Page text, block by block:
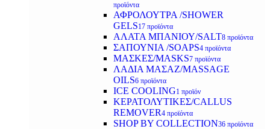
προϊόντα
ΑΦΡΟΛΟΥΤΡΑ /SHOWER
GELS17 προϊόντα
ΑΛΑΤΑ ΜΠΑΝΙΟΥ/SALT8 προϊόντα
ΣΑΠΟΥΝΙΑ /SOAPS4 προϊόντα
ΜΑΣΚΕΣ/MASKS7 προϊόντα
ΛΑΔΙΑ ΜΑΣΑΖ/MASSAGE
OILS6 προϊόντα
ICE COOLING1 προϊόν
ΚΕΡΑΤΟΛΥΤΙΚΕΣ/CALLUS
REMOVER4 προϊόντα
SHOP BY COLLECTION36 προϊόντα